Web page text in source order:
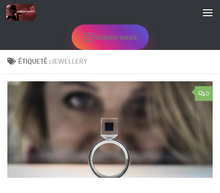
Skip to content
Suivez-nous
ÉTIQUETÉ : JEWELLERY
0